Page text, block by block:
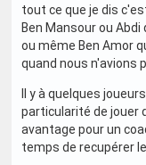
tout ce que je dis
Ben Mansour ou
ou même Ben Amor
quand nous n'avions
Il y à quelques
particularité de jouer
avantage pour un
temps de recupérer